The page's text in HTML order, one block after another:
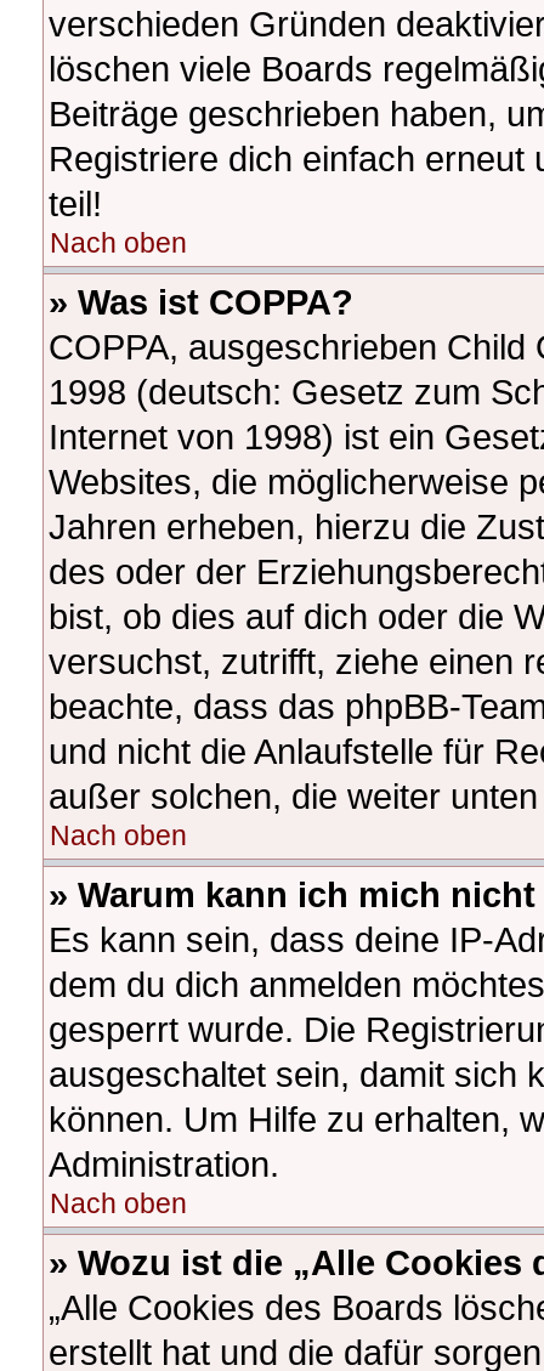
verschieden Gründen
löschen viele Boards
Beiträge geschrieben haben,
Registriere dich einfach
teil!
Nach oben
» Was ist COPPA?
COPPA, ausgeschrieben
1998 (deutsch: Gesetz zum
Internet von 1998) ist ein
Websites, die möglicherweise
Jahren erheben, hierzu die
des oder der
bist, ob dies auf dich oder die
versuchst, zutrifft, ziehe einen
beachte, dass das phpBB-
und nicht die Anlaufstelle für
außer solchen, die weiter
Nach oben
» Warum kann ich mich
Es kann sein, dass deine IP-
dem du dich anmelden
gesperrt wurde. Die
ausgeschaltet sein, damit sich
können. Um Hilfe zu erhalten,
Administration.
Nach oben
» Wozu ist die „Alle
„Alle Cookies des Boards
erstellt hat und die dafür